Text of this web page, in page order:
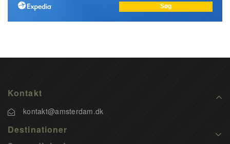
Kontakt
kontakt@amsterdam.dk
Destinationer